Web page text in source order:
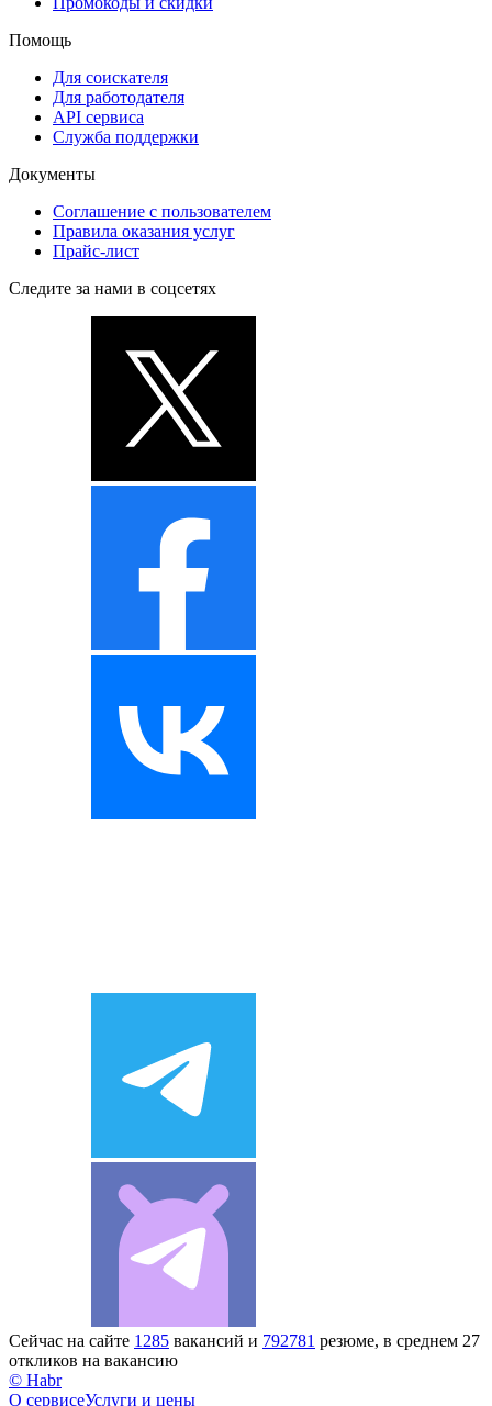
Помощь
Для соискателя
Для работодателя
API сервиса
Служба поддержки
Документы
Соглашение с пользователем
Правила оказания услуг
Прайс-лист
Следите за нами в соцсетях
Сейчас на сайте 1285 вакансий и 792781 резюме, в среднем 27
откликов на вакансию
© Habr
О сервисеУслуги и цены